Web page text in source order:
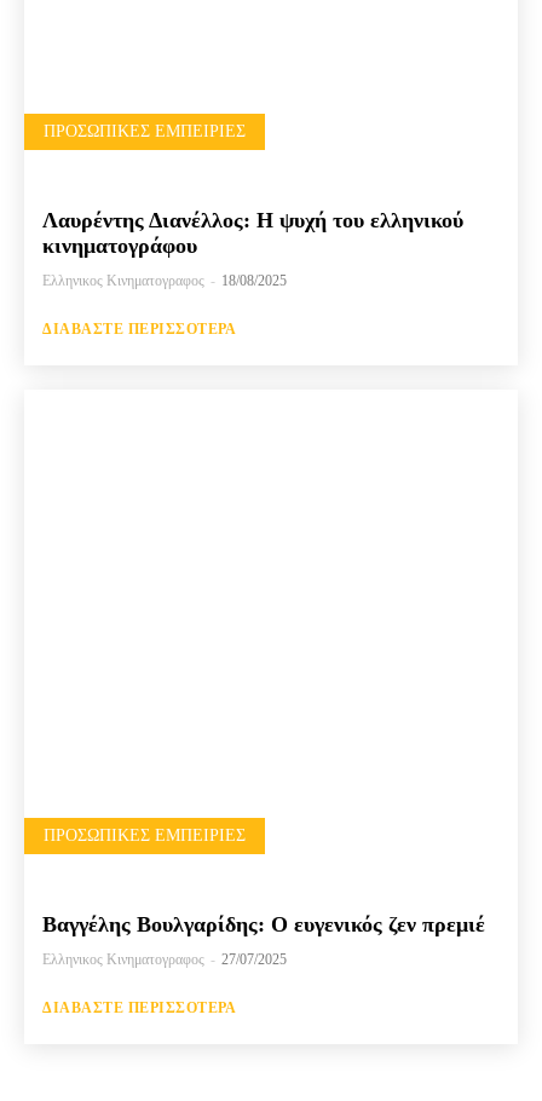
ΠΡΟΣΩΠΙΚΈΣ ΕΜΠΕΙΡΊΕΣ
Λαυρέντης Διανέλλος: Η ψυχή του ελληνικού
κινηματογράφου
Ελληνικος Κινηματογραφος - 18/08/2025
ΔΙΑΒΆΣΤΕ ΠΕΡΙΣΣΌΤΕΡΑ
ΠΡΟΣΩΠΙΚΈΣ ΕΜΠΕΙΡΊΕΣ
Βαγγέλης Βουλγαρίδης: Ο ευγενικός ζεν πρεμιέ
Ελληνικος Κινηματογραφος - 27/07/2025
ΔΙΑΒΆΣΤΕ ΠΕΡΙΣΣΌΤΕΡΑ